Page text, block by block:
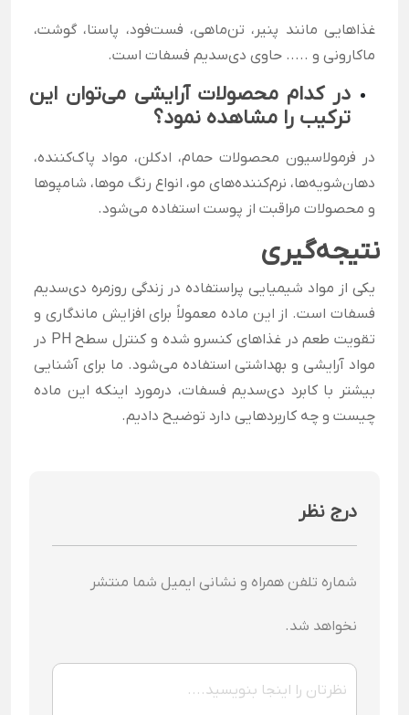
غذاهایی مانند پنیر، تن‌ماهی، فست‌فود، پاستا، گوشت،
ماکارونی و ..... حاوی دی‌سدیم فسفات است.
در کدام محصولات آرایشی می‌توان این
ترکیب را مشاهده نمود؟
در فرمولاسیون محصولات حمام، ادکلن، مواد پاک‌کننده،
دهان‌شویه‌ها، نرم‌کننده‌های مو، انواع رنگ موها، شامپوها
و محصولات مراقبت از پوست استفاده می‌شود.
نتیجه‌گیری
یکی از مواد شیمیایی پراستفاده در زندگی روزمره دی‌سدیم
فسفات است. از این ماده معمولاً برای افزایش ماندگاری و
تقویت طعم در غذاهای کنسرو شده و کنترل سطح PH در
مواد آرایشی و بهداشتی استفاده می‌شود. ما برای آشنایی
بیشتر با کابرد دی‌سدیم فسفات، درمورد اینکه این ماده
چیست و چه کاربردهایی دارد توضیح دادیم.
درج نظر
شماره تلفن همراه و نشانی ایمیل شما منتشر
نخواهد شد.